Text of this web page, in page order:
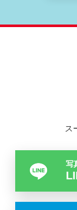
ス
写